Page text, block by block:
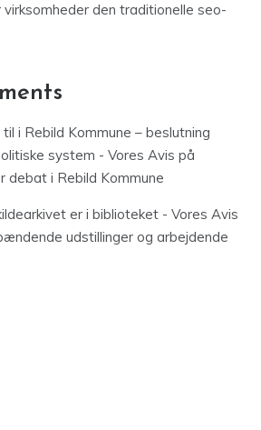
den traditionelle seo-
i Rebild Kommune – beslutning
system - Vores Avis på
debat i Rebild Kommune
er i biblioteket - Vores Avis
udstillinger og arbejdende